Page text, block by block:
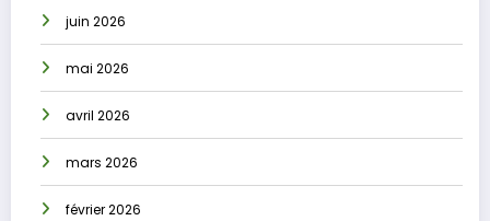
juin 2026
mai 2026
avril 2026
mars 2026
février 2026